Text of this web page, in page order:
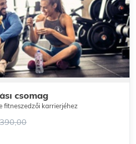
csomag
fitneszedzői karrierjéhez